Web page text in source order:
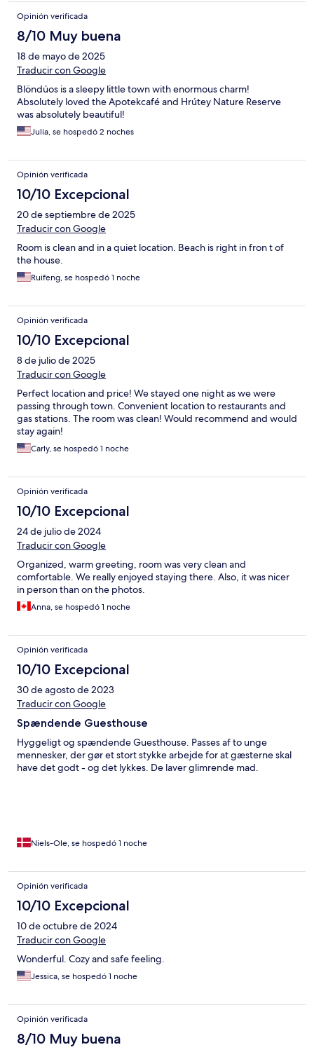
Opinión verificada
8/10 Muy buena
18 de mayo de 2025
Traducir con Google
Blöndúos is a sleepy little town with enormous charm!
Absolutely loved the Apotekcafé and Hrútey Nature Reserve
was absolutely beautiful!
Julia, se hospedó 2 noches
Opinión verificada
10/10 Excepcional
20 de septiembre de 2025
Traducir con Google
Room is clean and in a quiet location. Beach is right in fron t of
the house.
Ruifeng, se hospedó 1 noche
Opinión verificada
10/10 Excepcional
8 de julio de 2025
Traducir con Google
Perfect location and price! We stayed one night as we were
passing through town. Convenient location to restaurants and
gas stations. The room was clean! Would recommend and would
stay again!
Carly, se hospedó 1 noche
Opinión verificada
10/10 Excepcional
24 de julio de 2024
Traducir con Google
Organized, warm greeting, room was very clean and
comfortable. We really enjoyed staying there. Also, it was nicer
in person than on the photos.
Anna, se hospedó 1 noche
Opinión verificada
10/10 Excepcional
30 de agosto de 2023
Traducir con Google
Spændende Guesthouse
Hyggeligt og spændende Guesthouse. Passes af to unge
mennesker, der gør et stort stykke arbejde for at gæsterne skal
have det godt - og det lykkes. De laver glimrende mad.
Niels-Ole, se hospedó 1 noche
Opinión verificada
10/10 Excepcional
10 de octubre de 2024
Traducir con Google
Wonderful. Cozy and safe feeling.
Jessica, se hospedó 1 noche
Opinión verificada
8/10 Muy buena